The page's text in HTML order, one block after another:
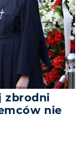
zbrodni
nie